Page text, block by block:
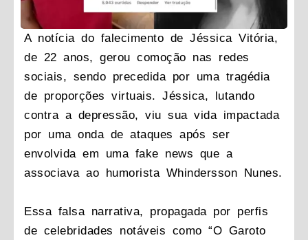
A notícia do falecimento de Jéssica Vitória,
de 22 anos, gerou comoção nas redes
sociais, sendo precedida por uma tragédia
de proporções virtuais. Jéssica, lutando
contra a depressão, viu sua vida impactada
por uma onda de ataques após ser
envolvida em uma fake news que a
associava ao humorista Whindersson Nunes.
Essa falsa narrativa, propagada por perfis
de celebridades notáveis como “O Garoto